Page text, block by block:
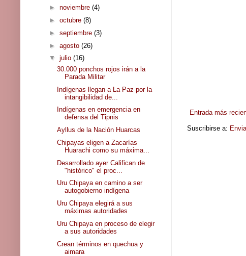
Entrada más
Suscribirse a:
► noviembre (4)
► octubre (8)
► septiembre (3)
► agosto (26)
▼ julio (16)
30.000 ponchos rojos irán a la
Parada Militar
Indígenas llegan a La Paz por la
intangibilidad de...
Indígenas en emergencia en
defensa del Tipnis
Ayllus de la Nación Huarcas
Chipayas eligen a Zacarías
Huarachi como su máxima...
Desarrollado ayer Califican de
"histórico" el proc...
Uru Chipaya en camino a ser
autogobierno indígena
Uru Chipaya elegirá a sus
máximas autoridades
Uru Chipaya en proceso de elegir
a sus autoridades
Crean términos en quechua y
aimara